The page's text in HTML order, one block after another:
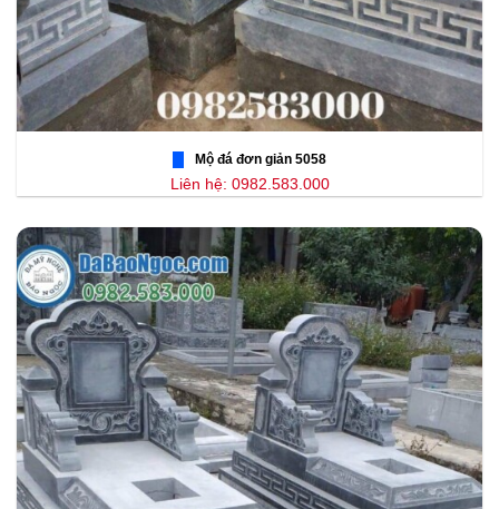
Mộ đá đơn giản 5058
Liên hệ: 0982.583.000